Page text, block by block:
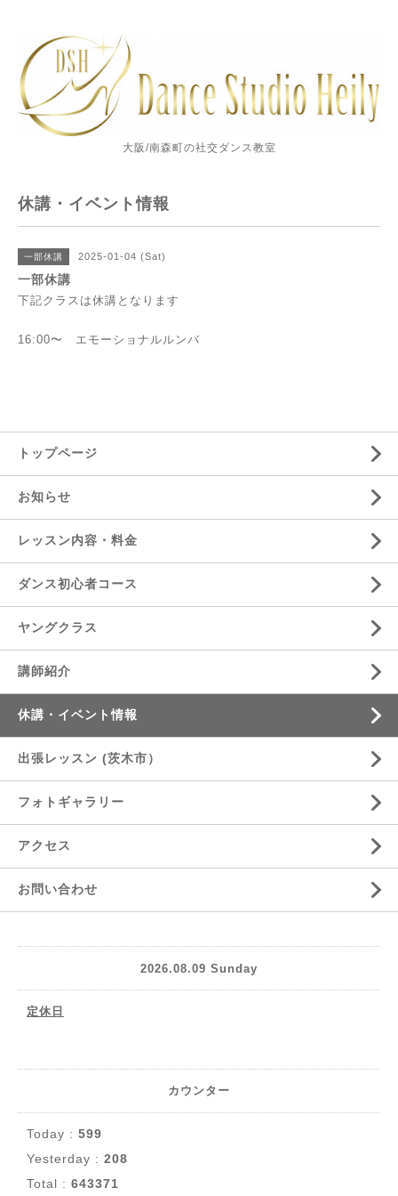
大阪/南森町の社交ダンス教室
休講・イベント情報
一部休講 2025-01-04 (Sat)
一部休講
下記クラスは休講となります
16:00〜 エモーショナルルンバ
トップページ
お知らせ
レッスン内容・料金
ダンス初心者コース
ヤングクラス
講師紹介
休講・イベント情報
出張レッスン (茨木市）
フォトギャラリー
アクセス
お問い合わせ
2026.08.09 Sunday
定休日
カウンター
Today : 599
Yesterday : 208
Total : 643371